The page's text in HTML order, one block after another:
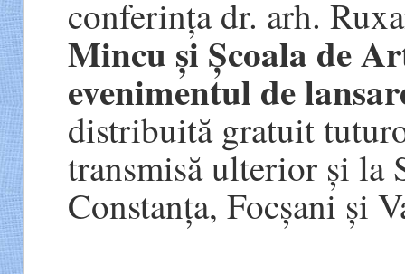
conferința dr. arh.
Mincu și Școala de
evenimentul de
distribuită gratuit
transmisă ulterior și la
Constanța, Focșani și